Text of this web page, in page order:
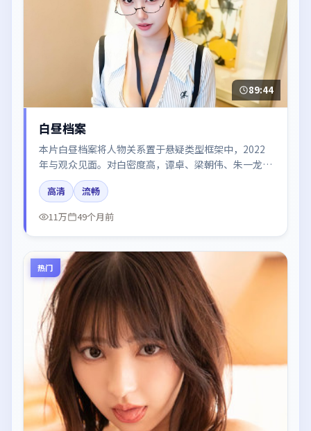
89:44
白昼档案
本片白昼档案将人物关系置于悬疑类型框架中，2022
年与观众见面。对白密度高，谭卓、梁朝伟、朱一龙、
章子怡的台词节奏值得关注；整体气质偏泰国都市与冷
色调摄影。
高清
流畅
11万
49个月前
热门